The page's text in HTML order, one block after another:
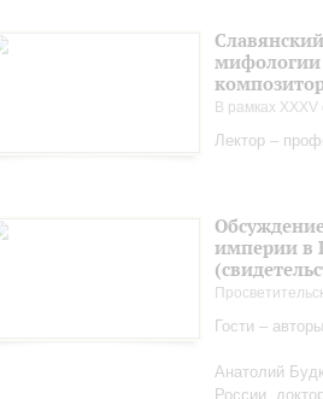
мифологии
В рамках
Лектор –
империи в
Гости –
Анатолий
России,